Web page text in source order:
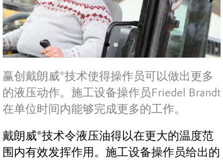
赢创戴朗威®技术使得操作员可以做出更多
的液压动作。施工设备操作员Friedel Brandt
在单位时间内能够完成更多的工作。
戴朗威®技术令液压油得以在更大的温度范
围内有效发挥作用。施工设备操作员给出的